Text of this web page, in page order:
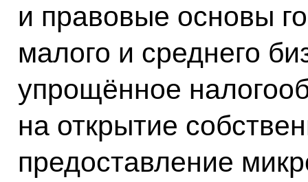
и правовые основы
малого и среднего
упрощённое
на открытие
предоставление